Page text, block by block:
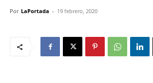
Por LaPortada - 19 febrero, 2020